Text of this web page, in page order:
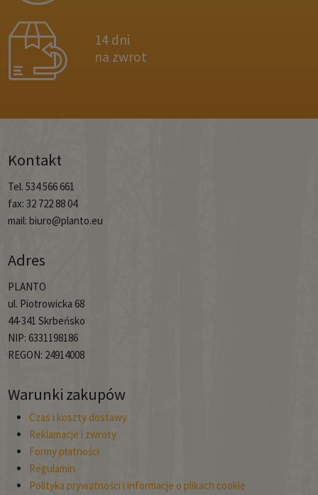
14 dni
na zwrot
Kontakt
Tel. 534 566 661
fax: 32 722 88 04
mail: biuro@planto.eu
Adres
PLANTO
ul. Piotrowicka 68
44-341 Skrbeńsko
NIP: 6331198186
REGON: 24914008
Warunki zakupów
Czas i koszty dostawy
Reklamacje i zwroty
Formy płatności
Regulamin
Polityka prywatności i informacje o plikach cookie